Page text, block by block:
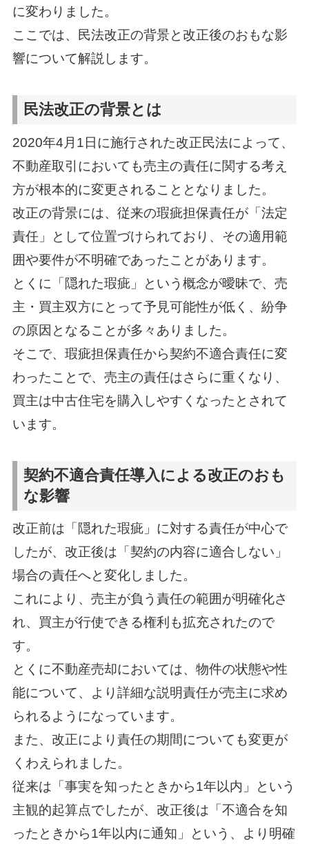
に変わりました。
ここでは、民法改正の背景と改正後のおもな影
響について解説します。
民法改正の背景とは
2020年4月1日に施行された改正民法によって、
不動産取引においても売主の責任に関する考え
方が根本的に変更されることとなりました。
改正の背景には、従来の瑕疵担保責任が「法定
責任」として位置づけられており、その適用範
囲や要件が不明確であったことがあります。
とくに「隠れた瑕疵」という概念が曖昧で、売
主・買主双方にとって予見可能性が低く、紛争
の原因となることが多々ありました。
そこで、瑕疵担保責任から契約不適合責任に変
わったことで、売主の責任はさらに重くなり、
買主は中古住宅を購入しやすくなったとされて
います。
契約不適合責任導入による改正のおも
な影響
改正前は「隠れた瑕疵」に対する責任が中心で
したが、改正後は「契約の内容に適合しない」
場合の責任へと変化しました。
これにより、売主が負う責任の範囲が明確化さ
れ、買主が行使できる権利も拡充されたので
す。
とくに不動産売却においては、物件の状態や性
能について、より詳細な説明責任が売主に求め
られるようになっています。
また、改正により責任の期間についても変更が
くわえられました。
従来は「事実を知ったときから1年以内」という
主観的起算点でしたが、改正後は「不適合を知
ったときから1年以内に通知」という、より明確